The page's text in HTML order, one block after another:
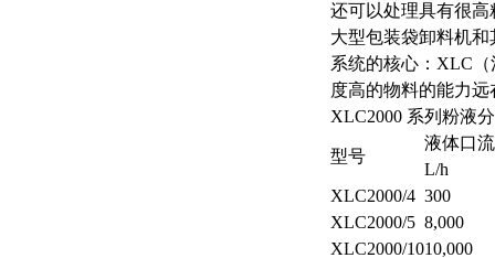
还可以处理具有很
大型包装袋卸料机
系统的核心：XLC（
度高的物料的能力
XLC2000 系列粉液
型号
液体口
L/h
XLC2000/4 300
XLC2000/5 8,000
XLC2000/1010,000